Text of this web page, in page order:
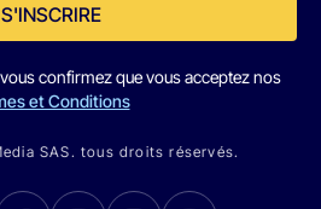
S'INSCRIRE
confirmez que vous acceptez nos
et Conditions
SAS. tous droits réservés.